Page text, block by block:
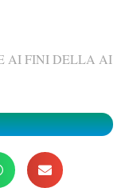
AI FINI DELLA AI